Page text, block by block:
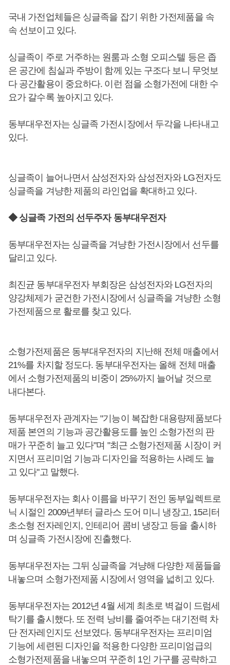
국내 가전업체들은 싱글족을 잡기 위한 가전제품을 속
속 선보이고 있다.
싱글족이 주로 거주하는 원룸과 소형 오피스텔 등은 좁
은 공간에 침실과 주방이 함께 있는 구조다 보니 무엇보
다 공간활용이 중요하다. 이런 점을 소형가전에 대한 수
요가 갈수록 높아지고 있다.
동부대우전자는 싱글족 가전시장에서 두각을 나타내고
있다.
싱글족이 늘어나면서 삼성전자와 삼성전자와 LG전자도
싱글족을 겨냥한 제품의 라인업을 확대하고 있다.
◆ 싱글족 가전의 선두주자 동부대우전자
동부대우전자는 싱글족을 겨냥한 가전시장에서 선두를
달리고 있다.
최진균 동부대우전자 부회장은 삼성전자와 LG전자의
양강체제가 굳건한 가전시장에서 싱글족을 겨냥한 소형
가전제품으로 활로를 찾고 있다.
소형가전제품은 동부대우전자의 지난해 전체 매출에서
21%를 차지할 정도다. 동부대우전자는 올해 전체 매출
에서 소형가전제품의 비중이 25%까지 늘어날 것으로
내다본다.
동부대우전자 관계자는 "기능이 복잡한 대용량제품보다
제품 본연의 기능과 공간활용도를 높인 소형가전의 판
매가 꾸준히 늘고 있다"며 "최근 소형가전제품 시장이 커
지면서 프리미엄 기능과 디자인을 적용하는 사례도 늘
고 있다"고 말했다.
동부대우전자는 회사 이름을 바꾸기 전인 동부일렉트로
닉 시절인 2009년부터 글라스 도어 미니 냉장고, 15리터
초소형 전자레인지, 인테리어 콤비 냉장고 등을 출시하
며 싱글족 가전시장에 진출했다.
동부대우전자는 그뒤 싱글족을 겨냥해 다양한 제품들을
내놓으며 소형가전제품 시장에서 영역을 넓히고 있다.
동부대우전자는 2012년 4월 세계 최초로 벽걸이 드럼세
탁기를 출시했다. 또 전력 낭비를 줄여주는 대기전력 차
단 전자레인지도 선보였다. 동부대우전자는 프리미엄
기능에 세련된 디자인을 적용한 다양한 프리미엄급의
소형가전제품을 내놓으며 꾸준히 1인 가구를 공략하고